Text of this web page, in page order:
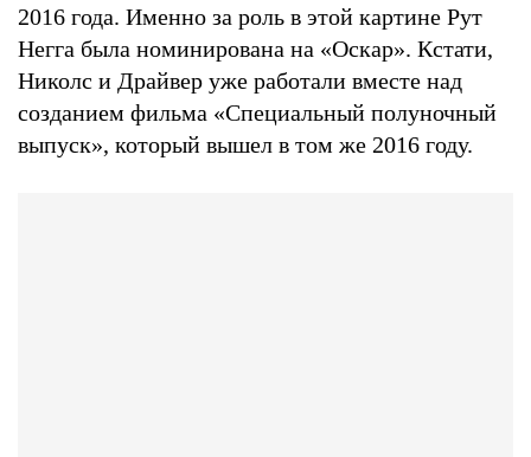
2016 года. Именно за роль в этой картине Рут
Негга была номинирована на «Оскар». Кстати,
Николс и Драйвер уже работали вместе над
созданием фильма «Специальный полуночный
выпуск», который вышел в том же 2016 году.